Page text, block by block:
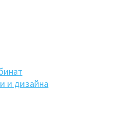
и дизайна